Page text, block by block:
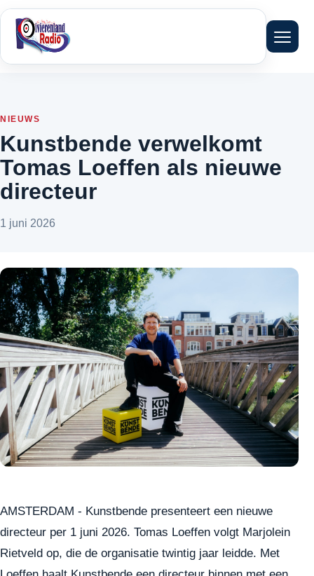
Menu
NIEUWS
Kunstbende verwelkomt
Tomas Loeffen als nieuwe
directeur
1 juni 2026
AMSTERDAM - Kunstbende presenteert een nieuwe
directeur per 1 juni 2026. Tomas Loeffen volgt Marjolein
Rietveld op, die de organisatie twintig jaar leidde. Met